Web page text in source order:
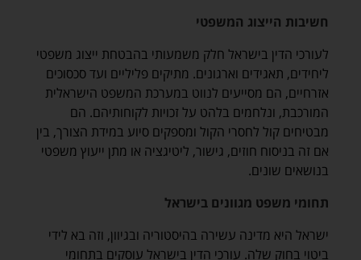
חשיבות הייצוג המשפטי
לעורכי הדין בישראל חלק משמעותי בהבטחת ייצוג משפטי
ליחידים, תאגידים וארגונים. מתיקים פליליים ועד סכסוכים
אזרחיים, הם מסייעים לנווט במערכת המשפט הישראלית
המורכבת, ונלחמים בלהט על זכויות לקוחותיהם. הם
מבטיחים קול לחסרי הקול ומספקים סיוע במידת הצורך, בין
אם זה בניסוח חוזים, גישור, ליטיגציה או מתן ייעוץ משפטי
בנושאים שונים.
תחומי משפט מגוונים בישראל
ישראל היא מדינה עשירה בהיסטוריה ובגיוון, וזה בא לידי
ביטוי בחוק שלה. עורכי הדין בישראל עוסקים בתחומי